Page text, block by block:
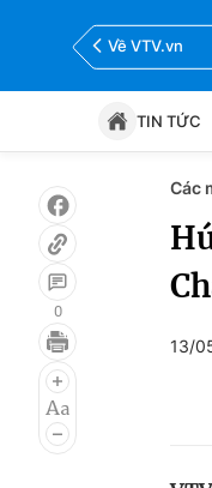
Về VTV.vn
TIN TỨC
Tin tức
Bóng đá
0
Các
13/